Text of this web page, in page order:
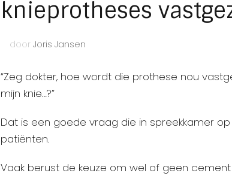
knieprotheses
door Joris Jansen
“Zeg dokter, hoe wordt die prothese nou
mijn knie…?”
Dat is een goede vraag die in spreekkamer
patiënten.
Vaak berust de keuze om wel of geen